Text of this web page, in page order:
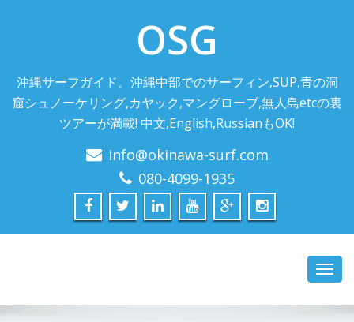
OSG
沖縄サーフガイド。沖縄中部でのサーフィン,SUP,青の洞
窟シュノーケリング,カヤック,マングローブ,無人島etcの裏
ツアーが満載! 中文,English,RussianもOK!
info@okinawa-surf.com
080-4099-1935